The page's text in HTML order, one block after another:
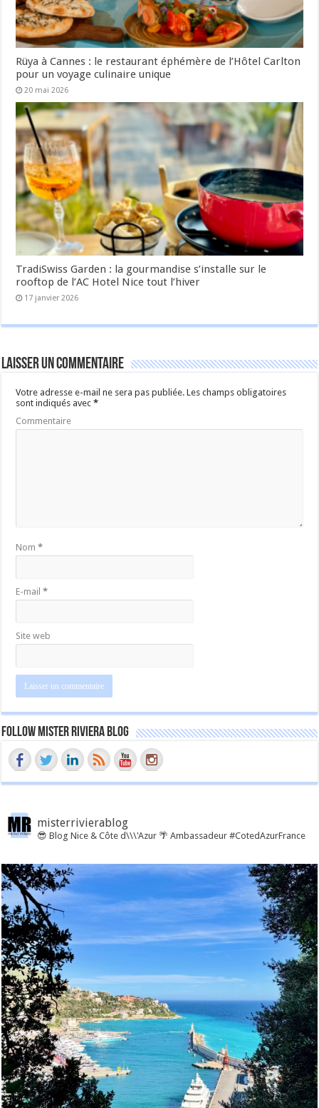
Rüya à Cannes : le restaurant éphémère de l’Hôtel Carlton
pour un voyage culinaire unique
20 mai 2026
TradiSwiss Garden : la gourmandise s’installe sur le
rooftop de l’AC Hotel Nice tout l’hiver
17 janvier 2026
Laisser un commentaire
Votre adresse e-mail ne sera pas publiée. Les champs obligatoires
sont indiqués avec*
Commentaire
Nom*
E-mail*
Site web
Follow Mister Riviera Blog
misterrivierablog
😎 Blog Nice & Côte d\\\'Azur 🌴 Ambassadeur #CotedAzurFrance